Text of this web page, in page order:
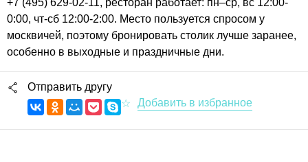
0:00, чт-сб 12:00-2:00. Место пользуется спросом у
москвичей, поэтому бронировать столик лучше заранее,
особенно в выходные и праздничные дни.
Отправить другу